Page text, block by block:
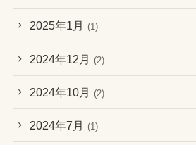
2025年1月 (1)
2024年12月 (2)
2024年10月 (2)
2024年7月 (1)